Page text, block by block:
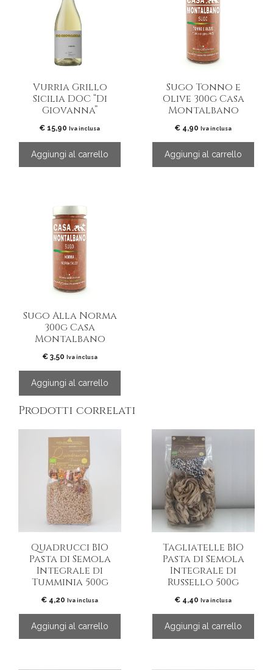
Vurria Grillo
Sicilia DOC “Di
Giovanna”
€ 15,90 Iva inclusa
Aggiungi al carrello
Sugo Tonno e
Olive 300g Casa
Montalbano
€ 4,90 Iva inclusa
Aggiungi al carrello
Sugo Alla Norma
300g Casa
Montalbano
€3,50 Iva inclusa
Aggiungi al carrello
Prodotti correlati
Quadrucci BIO
Pasta di Semola
Integrale di
Tumminia 500g
€ 4,20 Iva inclusa
Aggiungi al carrello
Tagliatelle BIO
Pasta di Semola
Integrale di
Russello 500g
€ 4,40 Iva inclusa
Aggiungi al carrello